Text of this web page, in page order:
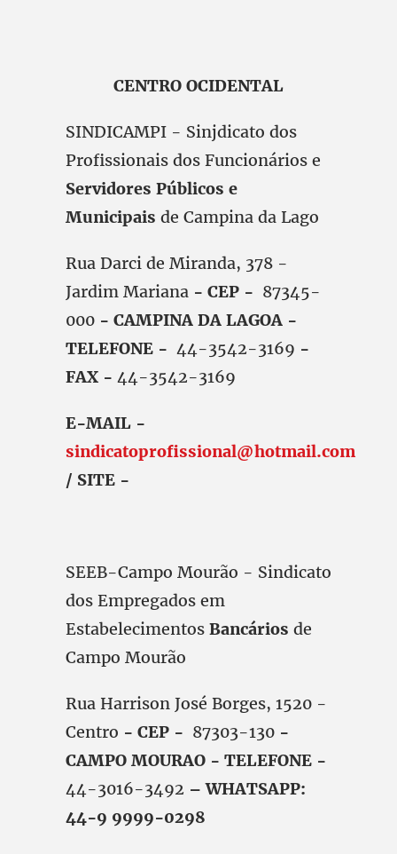
CENTRO OCIDENTAL
SINDICAMPI - Sinjdicato dos
Profissionais dos Funcionários e
Servidores Públicos e
Municipais de Campina da Lago
Rua Darci de Miranda, 378 -
Jardim Mariana - CEP - 87345-
000 - CAMPINA DA LAGOA -
TELEFONE - 44-3542-3169 -
FAX - 44-3542-3169
E-MAIL -
sindicatoprofissional@hotmail.com
/ SITE -
SEEB-Campo Mourão - Sindicato
dos Empregados em
Estabelecimentos Bancários de
Campo Mourão
Rua Harrison José Borges, 1520 -
Centro - CEP - 87303-130 -
CAMPO MOURAO - TELEFONE -
44-3016-3492 – WHATSAPP:
44-9 9999-0298